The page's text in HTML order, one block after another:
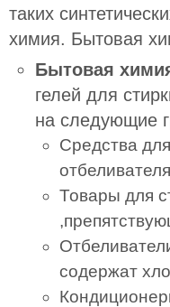
таких
химия. Бытовая
Бытовая
гелей для
на следующие
Средства
Товары для
содержат